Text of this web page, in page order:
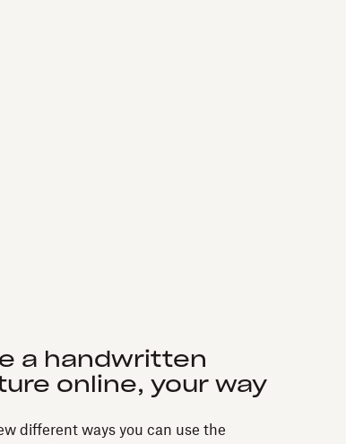
a handwritten
online, your way
different ways you can use the